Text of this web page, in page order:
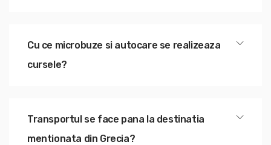
Cu ce microbuze si autocare se realizeaza
cursele?
Transportul se face pana la destinatia
mentionata din Grecia?